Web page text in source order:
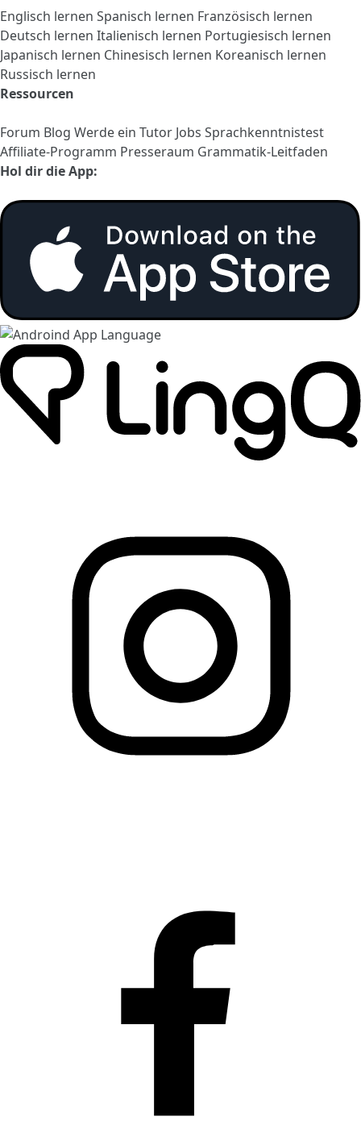
Englisch lernen Spanisch lernen Französisch lernen
Deutsch lernen Italienisch lernen Portugiesisch lernen
Japanisch lernen Chinesisch lernen Koreanisch lernen
Russisch lernen
Ressourcen
Forum Blog Werde ein Tutor Jobs Sprachkenntnistest
Affiliate-Programm Presseraum Grammatik-Leitfaden
Hol dir die App: